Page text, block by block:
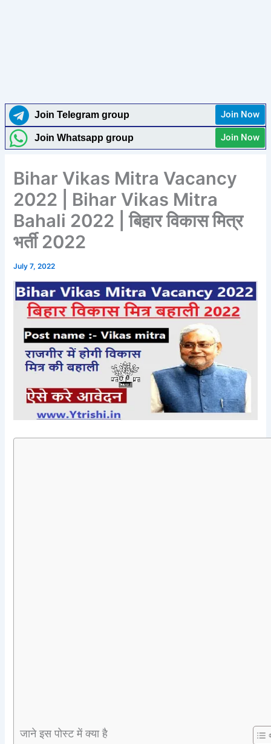
Join Telegram group Join Now
Join Whatsapp group Join Now
Bihar Vikas Mitra Vacancy
2022 | Bihar Vikas Mitra
Bahali 2022 | बिहार विकास मित्र
भर्ती 2022
July 7, 2022
जाने इस पोस्ट में क्या है